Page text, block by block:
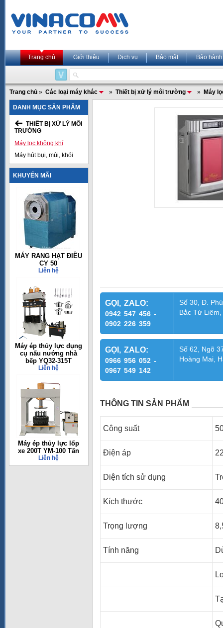
Trang chủ Giới thiệu Dịch vụ Bảo mật Bảo hành
Trang chủ » Các loại máy khác » Thiết bị xử lý môi trường » Máy
DANH MỤC SẢN PHẨM
THIẾT BỊ XỬ LÝ MÔI
TRƯỜNG
Máy lọc không khí
Máy hút bụi, mùi, khói
KHUYẾN MÃI
MÁY RANG HẠT ĐIỀU
CY 50
Liên hệ
Máy ép thủy lực dụng
cụ nấu nướng nhà
bếp YQ32-315T
Liên hệ
Máy ép thủy lực lốp
xe 200T YM-100 Tấn
Liên hệ
GỌI, ZALO:
0942 547 456 -
0902 226 359
Số 30, Đ.
Bắc Từ
GỌI, ZALO:
0966 956 052 -
0967 549 142
Số 62, Ngõ
Hoàng Mai,
THÔNG TIN SẢN PHẨM
Công suất
Điện áp
Diện tích sử dụng
Kích thước
Trọng lượng
Tính năng